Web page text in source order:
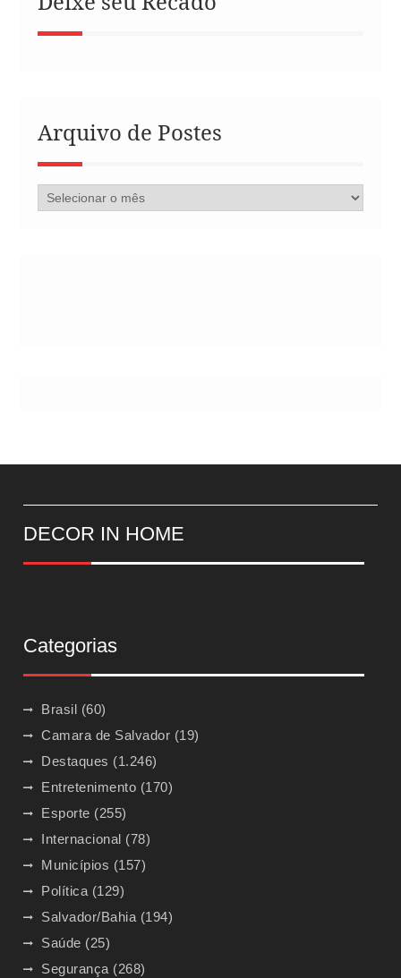
Arquivo de Postes
Arquivo
de
DECOR IN HOME
Categorias
Brasil (60)
Camara de Salvador (19)
Destaques (1.246)
Entretenimento (170)
Esporte (255)
Internacional (78)
Municípios (157)
Política (129)
Salvador/Bahia (194)
Saúde (25)
Segurança (268)